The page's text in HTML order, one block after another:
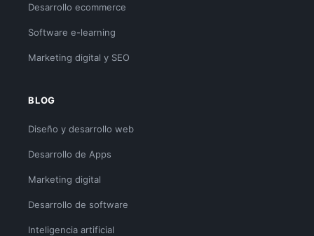
Desarrollo ecommerce
Software e-learning
Marketing digital y SEO
BLOG
Diseño y desarrollo web
Desarrollo de Apps
Marketing digital
Desarrollo de software
Inteligencia artificial